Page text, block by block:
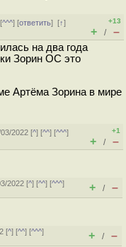
^^^] [ответить][↑]
+13
+ / –
на два года
Зорин ОС это
Артёма Зорина в мире
2022 [^] [^^] [^^^]
+1
+ / –
2022 [^] [^^] [^^^]
+ / –
[^] [^^] [^^^]
+ / –